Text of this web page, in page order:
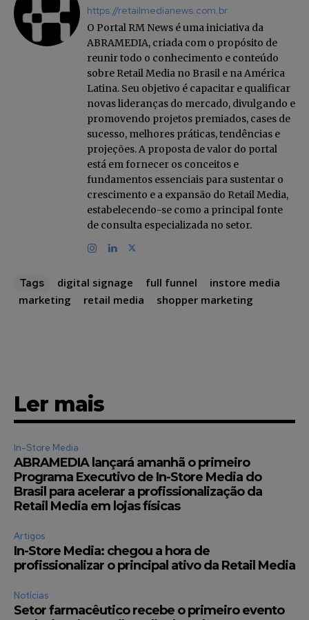
Retail Media News assinando
nossa newsletter.
Seja um assinante e desfrute de leitura ilimitada de artigos e
tenha acesso a conteúdos exclusivos.
INSCREVA-SE
https://retailmedianews.com.br
O Portal RM News é uma iniciativa da
ABRAMEDIA, criada com o propósito de
reunir todo o conhecimento e conteúdo
sobre Retail Media no Brasil e na América
Latina. Seu objetivo é capacitar e qualificar
novas lideranças do mercado, divulgando e
promovendo projetos premiados, cases de
sucesso, melhores práticas, tendências e
projeções. A proposta de valor do portal
está em fornecer os conceitos e
fundamentos essenciais para sustentar o
crescimento e a expansão do Retail Media,
estabelecendo-se como a principal fonte
de consulta especializada no setor.
Tags digital signage full funnel
instore media
marketing
retail media shopper marketing
Ler mais
In-Store Media
ABRAMEDIA lançará amanhã o primeiro
Programa Executivo de In-Store Media do
Brasil para acelerar a profissionalização da
Retail Media em lojas físicas
Artigos
In-Store Media: chegou a hora de
profissionalizar o principal ativo da Retail Media
Notícias
Setor farmacêutico recebe o primeiro evento